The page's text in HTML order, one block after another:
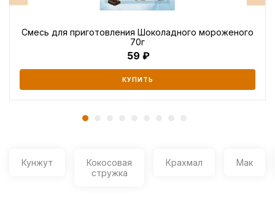
Смесь для приготовления Шоколадного мороженого
70г
59
КУПИТЬ
Кунжут
Кокосовая
стружка
Крахмал Мак